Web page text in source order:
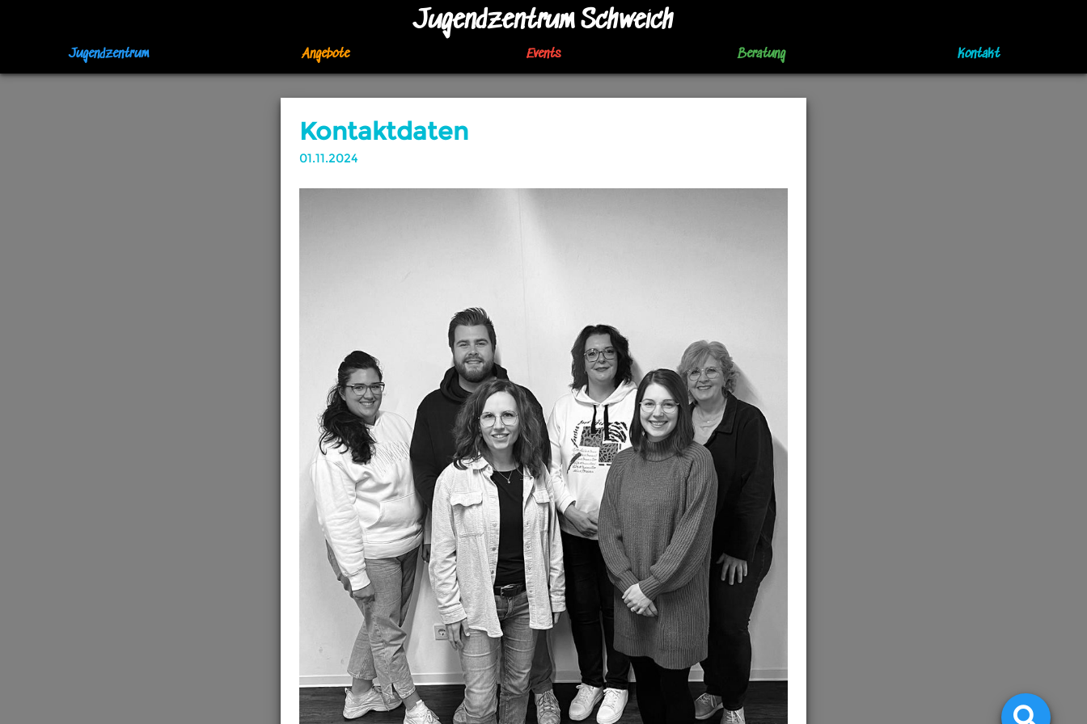
Kontaktdaten
01.11.2024
Jugendzentrum Schweich
Jugendzentrum Angebote Events Beratung Kontakt